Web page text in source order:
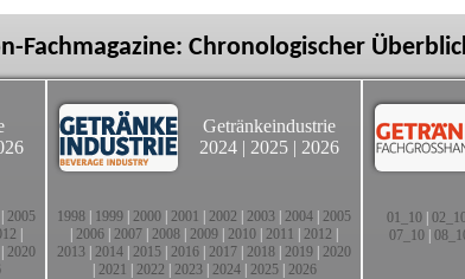
Fachmagazine: Chronologischer
2005
2020
Getränkeindustrie
2024 | 2025 | 2026
1998 1999 2000 2001 2002 2003 2004 2005
2006 2007 2008 2009 2010 2011 2012
2013 2014 2015 2016 2017 2018 2019 2020
2021 2022 2023| 2024| 2025| 2026
01_10|
07_10